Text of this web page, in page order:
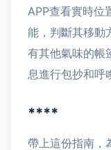
APP查看實時位
能，判斷其移動
有其他氣味的帳
息進行包抄和呼
****
帶上這份指南，